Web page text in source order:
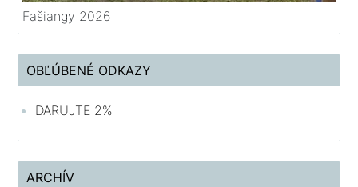
Fašiangy 2026
OBĽÚBENÉ ODKAZY
DARUJTE 2%
ARCHÍV